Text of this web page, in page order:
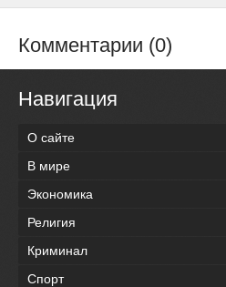
Комментарии (0)
Навигация
О сайте
В мире
Экономика
Религия
Криминал
Спорт